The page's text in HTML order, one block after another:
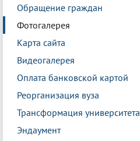
Обращение граждан
Фотогалерея
Карта сайта
Видеогалерея
Оплата банковской картой
Реорганизация вуза
Трансформация университета
Эндаумент